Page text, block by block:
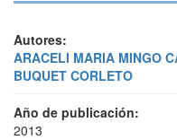
Autores:
ARACELI MARIA MINGO
BUQUET CORLETO
Año de publicación:
2013